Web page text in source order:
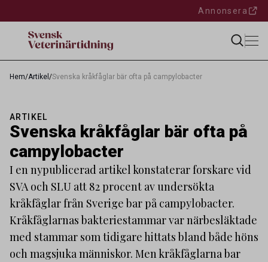
Annonsera
Hem/Artikel /Svenska kråkfåglar bär ofta på campylobacter
ARTIKEL
Svenska kråkfåglar bär ofta på
campylobacter
I en nypublicerad artikel konstaterar forskare vid
SVA och SLU att 82 procent av undersökta
kråkfåglar från Sverige bar på campylobacter.
Kråkfåglarnas bakteriestammar var närbesläktade
med stammar som tidigare hittats bland både höns
och magsjuka människor. Men kråkfåglarna bar